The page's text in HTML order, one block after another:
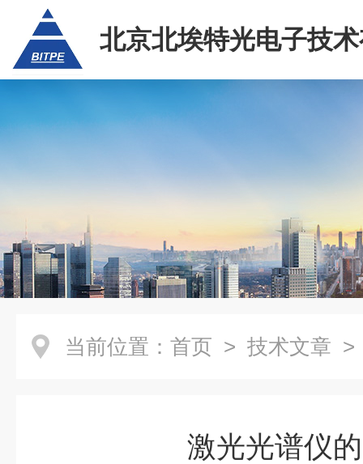
北京北埃特光电子技
任公司
当前位置： 首页 > 技术文章 >
激光光谱仪